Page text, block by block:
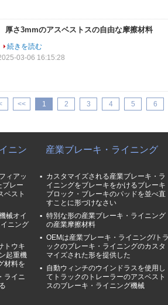
厚さ3mmのアスベストスの自由な摩擦材料
続きを読む
03-06 16:15:28
<< 1 2 3 4 5 6
ニン
ィアッ
ブレー
ベスト
械オイ
ニング
トウキ
起重機
材料を
ライニ
産業ブレーキ・ライニング
カスタマイズされる産業ブレーキ・ラ
イニングをブレーキをかけるブレーキ
ブロック・ブレーキのパッドを並べ直
すことに形づけなさい
特別な形の産業ブレーキ・ライニング
の産業摩擦材料
OEMは産業ブレーキ・ライニング/トラ
ックのブレーキ・ライニングのカスタ
マイズされた形を提供した
自動ウィンチのウインドラスを使用し
てトラックのトレーラーのアスベスト
スのブレーキ・ライニング機械